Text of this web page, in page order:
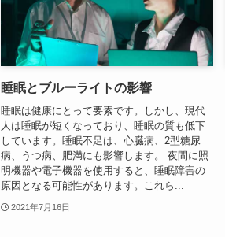
睡眠とブルーライトの影響
睡眠は健康にとって要素です。しかし、現代
人は睡眠が短くなっており、睡眠の質も低下
しています。睡眠不足は、心臓病、2型​​糖尿
病、うつ病、肥満にも影響します。 夜間に照
明機器や電子機器を使用すると、睡眠障害の
原因となる可能性があります。これら...
2021年7月16日